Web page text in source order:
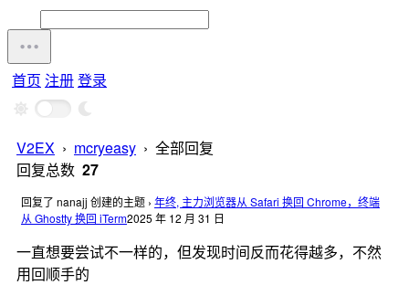
首页 注册登录
V2EX › mcryeasy › 全部回复
回复总数 27
回复了 nanajj 创建的主题 › 年终, 主力浏览器从 Safari 换回 Chrome，终端
从 Ghostty 换回 iTerm2025 年 12 月 31 日
一直想要尝试不一样的，但发现时间反而花得越多，不然
用回顺手的